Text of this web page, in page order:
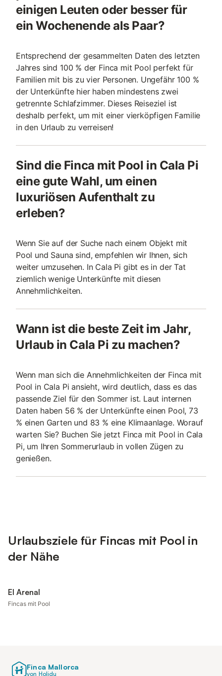
einigen Leuten oder besser für
ein Wochenende als Paar?
Entsprechend der gesammelten Daten des letzten
Jahres sind 100 % der Finca mit Pool perfekt für
Familien mit bis zu vier Personen. Ungefähr 100 %
der Unterkünfte hier haben mindestens zwei
getrennte Schlafzimmer. Dieses Reiseziel ist
deshalb perfekt, um mit einer vierköpfigen Familie
in den Urlaub zu verreisen!
Sind die Finca mit Pool in Cala Pi
eine gute Wahl, um einen
luxuriösen Aufenthalt zu
erleben?
Wenn Sie auf der Suche nach einem Objekt mit
Pool und Sauna sind, empfehlen wir Ihnen, sich
weiter umzusehen. In Cala Pi gibt es in der Tat
ziemlich wenige Unterkünfte mit diesen
Annehmlichkeiten.
Wann ist die beste Zeit im Jahr,
Urlaub in Cala Pi zu machen?
Wenn man sich die Annehmlichkeiten der Finca mit
Pool in Cala Pi ansieht, wird deutlich, dass es das
passende Ziel für den Sommer ist. Laut internen
Daten haben 56 % der Unterkünfte einen Pool, 73
% einen Garten und 83 % eine Klimaanlage. Worauf
warten Sie? Buchen Sie jetzt Finca mit Pool in Cala
Pi, um Ihren Sommerurlaub in vollen Zügen zu
genießen.
Urlaubsziele für Fincas mit Pool in
der Nähe
El Arenal
Fincas mit Pool
Finca Mallorca
von Holidu